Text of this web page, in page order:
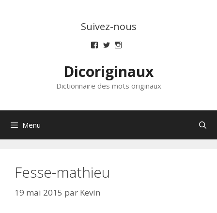
Suivez-nous
Voir
de
dicoriginaux
sur
Facebook
Voir
de
dicoriginaux
sur
Twitter
de
dicoriginaux
sur
Instagram
Dicoriginaux
Dictionnaire des mots originaux
Menu
Fesse-mathieu
19 mai 2015 par Kevin